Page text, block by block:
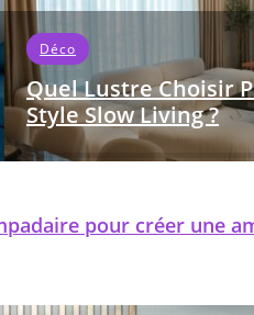
Déco
Quel Lustre Choisir
Style Slow Living ?
Les intérieurs inspirés du
pour créer une